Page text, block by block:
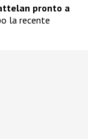
pronto a
la recente